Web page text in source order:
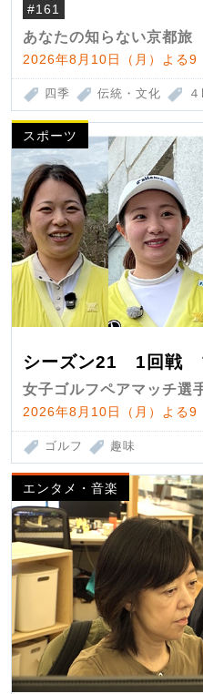
#161
あなたの知らない京都旅
2026年8月10日（月）よる9
四季 伝統・文化
スポーツ
シーズン21 1回戦
女子ゴルフペアマッチ選
2026年8月10日（月）よる9
ゴルフ 趣味
エンタメ・音楽